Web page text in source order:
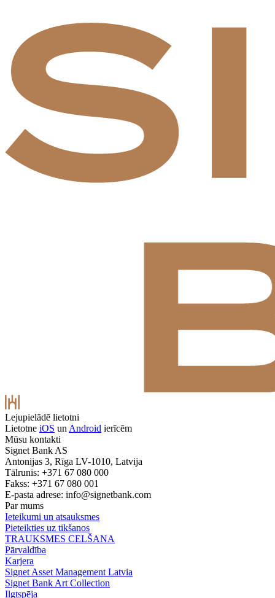
Lejupielādē lietotni
Lietotne iOS un Android ierīcēm
Mūsu kontakti
Signet Bank AS
Antonijas 3, Rīga LV-1010, Latvija
Tālrunis: +371 67 080 000
Fakss: +371 67 080 001
E-pasta adrese: info@signetbank.com
Par mums
Ieteikumi un atsauksmes
Pieteikties uz tikšanos
TRAUKSMES CELŠANA
Pārvaldība
Karjera
Signet Asset Management Latvia
Signet Bank Art Collection
Ilgtspēja